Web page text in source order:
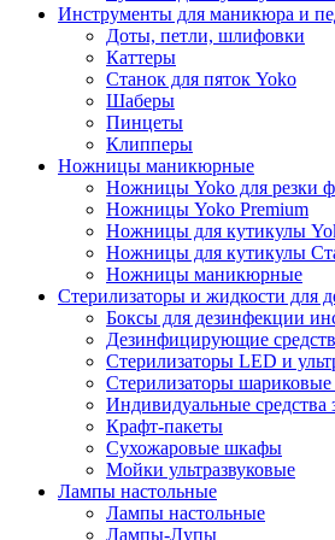
Инструменты для маникюра и
Доты, петли, шлифовки
Каттеры
Станок для пяток Yoko
Шаберы
Пинцеты
Клипперы
Ножницы маникюрные
Ножницы Yoko для резки
Ножницы Yoko Premium
Ножницы для кутикулы
Ножницы для кутикулы
Ножницы маникюрные
Стерилизаторы и жидкости для
Боксы для дезинфекции
Дезинфицирующие
Стерилизаторы LED и
Стерилизаторы шариковые
Индивидуальные средства
Крафт-пакеты
Сухожаровые шкафы
Мойки ультразвуковые
Лампы настольные
Лампы настольные
Лампы-Лупы